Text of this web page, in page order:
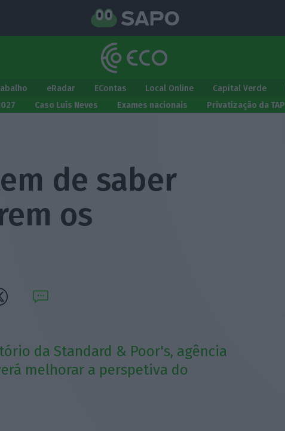
eRadar EContas Local Online Capital Verde
Caso Luís Neves Exames nacionais Privatização da TAP
de saber
os
da Standard & Poor's, agência
melhorar a perspetiva do